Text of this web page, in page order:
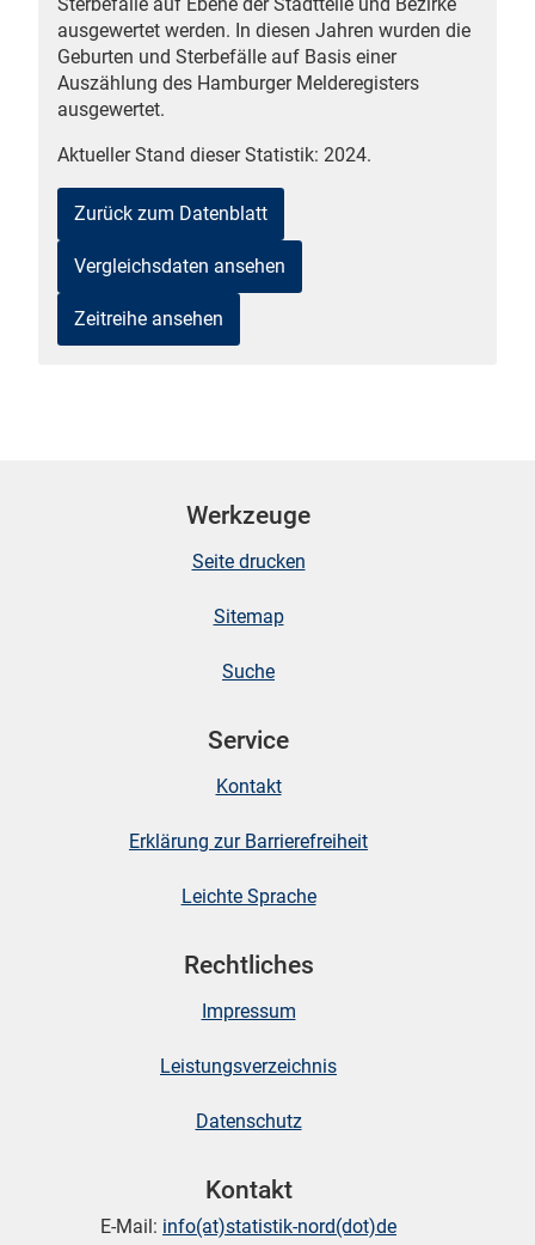
ausgewertet werden. In diesen Jahren wurden die
Geburten und Sterbefälle auf Basis einer
Auszählung des Hamburger Melderegisters
ausgewertet.
Aktueller Stand dieser Statistik: 2024.
Zurück zum Datenblatt
Vergleichsdaten ansehen
Zeitreihe ansehen
Werkzeuge
Seite drucken
Sitemap
Suche
Service
Kontakt
Erklärung zur Barrierefreiheit
Leichte Sprache
Rechtliches
Impressum
Leistungsverzeichnis
Datenschutz
Kontakt
E-Mail: info(at)statistik-nord(dot)de